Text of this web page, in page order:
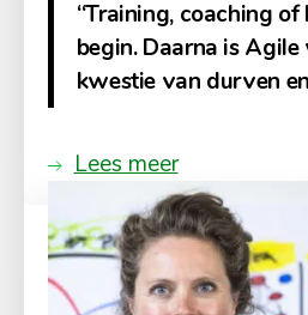
“Training, coaching
begin. Daarna is Agile
kwestie van durven
Lees meer